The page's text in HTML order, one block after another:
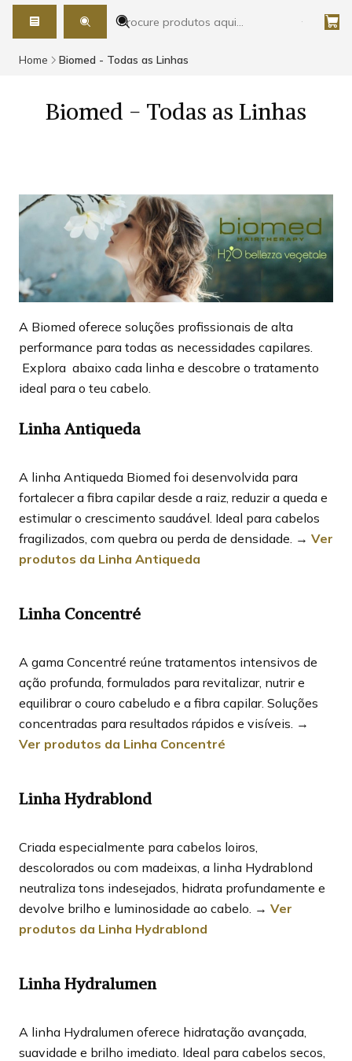
Home Biomed - Todas as Linhas
Biomed - Todas as Linhas
A Biomed oferece soluções profissionais de alta
performance para todas as necessidades capilares.
Explora abaixo cada linha e descobre o tratamento
ideal para o teu cabelo.
Linha Antiqueda
A linha Antiqueda Biomed foi desenvolvida para
fortalecer a fibra capilar desde a raiz, reduzir a queda e
estimular o crescimento saudável. Ideal para cabelos
fragilizados, com quebra ou perda de densidade. → Ver
produtos da Linha Antiqueda
Linha Concentré
A gama Concentré reúne tratamentos intensivos de
ação profunda, formulados para revitalizar, nutrir e
equilibrar o couro cabeludo e a fibra capilar. Soluções
concentradas para resultados rápidos e visíveis. →
Ver produtos da Linha Concentré
Linha Hydrablond
Criada especialmente para cabelos loiros,
descolorados ou com madeixas, a linha Hydrablond
neutraliza tons indesejados, hidrata profundamente e
devolve brilho e luminosidade ao cabelo. → Ver
produtos da Linha Hydrablond
Linha Hydralumen
A linha Hydralumen oferece hidratação avançada,
suavidade e brilho imediato. Ideal para cabelos secos,